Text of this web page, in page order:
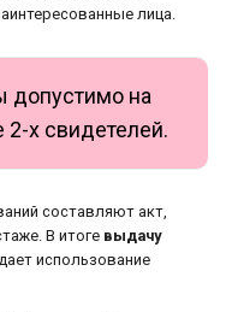
лица.
допустимо на
2-х свидетелей.
составляют акт,
В итоге выдачу
использование